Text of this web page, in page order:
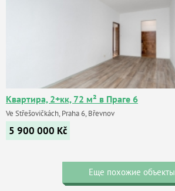
Квартира, 2+кк, 72 м² в Праге 6
Ve Střešovičkách, Praha 6, Břevnov
5 900 000 Kč
Еще похожие объекты